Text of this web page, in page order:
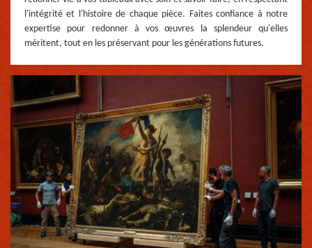
l'intégrité et l'histoire de chaque pièce. Faites confiance à notre
expertise pour redonner à vos œuvres la splendeur qu'elles
méritent, tout en les préservant pour les générations futures.